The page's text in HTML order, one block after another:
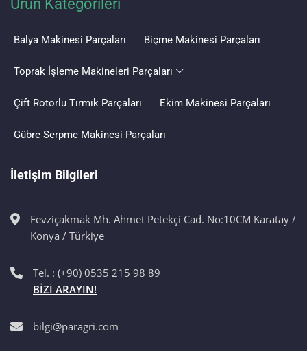
Balya Makinesi Parçaları Biçme Makinesi Parçaları
Toprak İşleme Makineleri Parçaları
Çift Rotorlu Tırmık Parçaları Ekim Makinesi Parçaları
Gübre Serpme Makinesi Parçaları
İletişim Bilgileri
Fevziçakmak Mh. Ahmet Petekçi Cad. No:10CM Karatay /
Konya / Türkiye
Tel. : (+90) 0535 215 98 89
BİZİ ARAYIN!
bilgi@paragri.com